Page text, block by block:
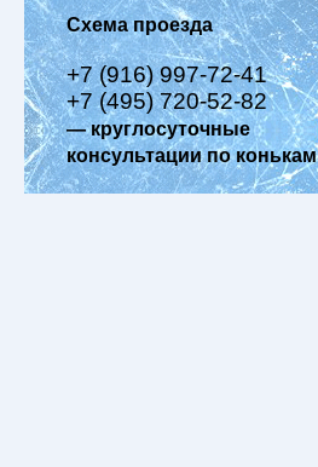
Схема проезда
+7 (916) 997-72-41
+7 (495) 720-52-82
— круглосуточные
консультации по конькам